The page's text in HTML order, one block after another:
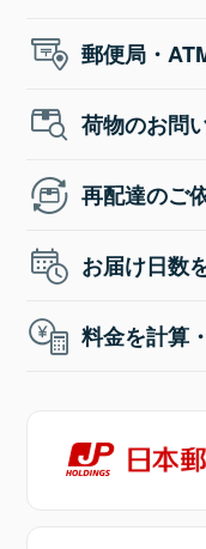
郵便局・
荷物のお問
再配達のご
お届け日数
料金を計算